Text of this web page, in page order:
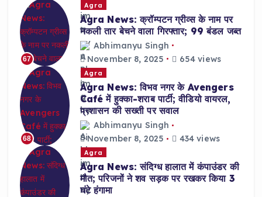
67
Agra
Agra News: क्रॉम्पटन ग्रीव्स के नाम पर
नकली तार बेचने वाला गिरफ्तार; 99 बंडल जब्त
Abhimanyu Singh
November 8, 2025
654 views
68
Agra
Agra News: विभव नगर के Avengers
Café में हुक्का-शराब पार्टी; वीडियो वायरल,
प्रशासन की सख्ती पर सवाल
Abhimanyu Singh
November 8, 2025
434 views
Agra
Agra News: संदिग्ध हालात में कंपाउंडर की
मौत; परिजनों ने शव सड़क पर रखकर किया 3
घंटे हंगामा